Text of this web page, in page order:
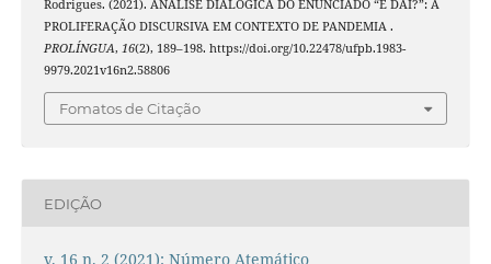
Rodrigues. (2021). ANÁLISE DIALÓGICA DO ENUNCIADO “E DAÍ?”: A
PROLIFERAÇÃO DISCURSIVA EM CONTEXTO DE PANDEMIA .
PROLÍNGUA, 16(2), 189–198. https://doi.org/10.22478/ufpb.1983-
9979.2021v16n2.58806
Fomatos de Citação
EDIÇÃO
v. 16 n. 2 (2021): Número Atemático